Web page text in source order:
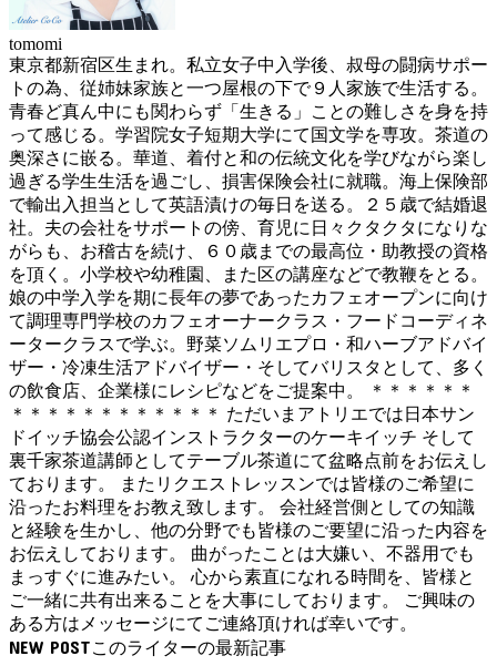
tomomi
東京都新宿区生まれ。私立女子中入学後、叔母の闘病サポー
トの為、従姉妹家族と一つ屋根の下で９人家族で生活する。
青春ど真ん中にも関わらず「生きる」ことの難しさを身を持
って感じる。学習院女子短期大学にて国文学を専攻。茶道の
奥深さに嵌る。華道、着付と和の伝統文化を学びながら楽し
過ぎる学生生活を過ごし、損害保険会社に就職。海上保険部
で輸出入担当として英語漬けの毎日を送る。２５歳で結婚退
社。夫の会社をサポートの傍、育児に日々クタクタになりな
がらも、お稽古を続け、６０歳までの最高位・助教授の資格
を頂く。小学校や幼稚園、また区の講座などで教鞭をとる。
娘の中学入学を期に長年の夢であったカフェオープンに向け
て調理専門学校のカフェオーナークラス・フードコーディネ
ータークラスで学ぶ。野菜ソムリエプロ・和ハーブアドバイ
ザー・冷凍生活アドバイザー・そしてバリスタとして、多く
の飲食店、企業様にレシピなどをご提案中。 ＊＊＊＊＊＊
＊＊＊＊＊＊＊＊＊＊＊＊ ただいまアトリエでは日本サン
ドイッチ協会公認インストラクターのケーキイッチ そして
裏千家茶道講師としてテーブル茶道にて盆略点前をお伝えし
ております。 またリクエストレッスンでは皆様のご希望に
沿ったお料理をお教え致します。 会社経営側としての知識
と経験を生かし、他の分野でも皆様のご要望に沿った内容を
お伝えしております。 曲がったことは大嫌い、不器用でも
まっすぐに進みたい。 心から素直になれる時間を、皆様と
ご一緒に共有出来ることを大事にしております。 ご興味の
ある方はメッセージにてご連絡頂ければ幸いです。
NEW POST